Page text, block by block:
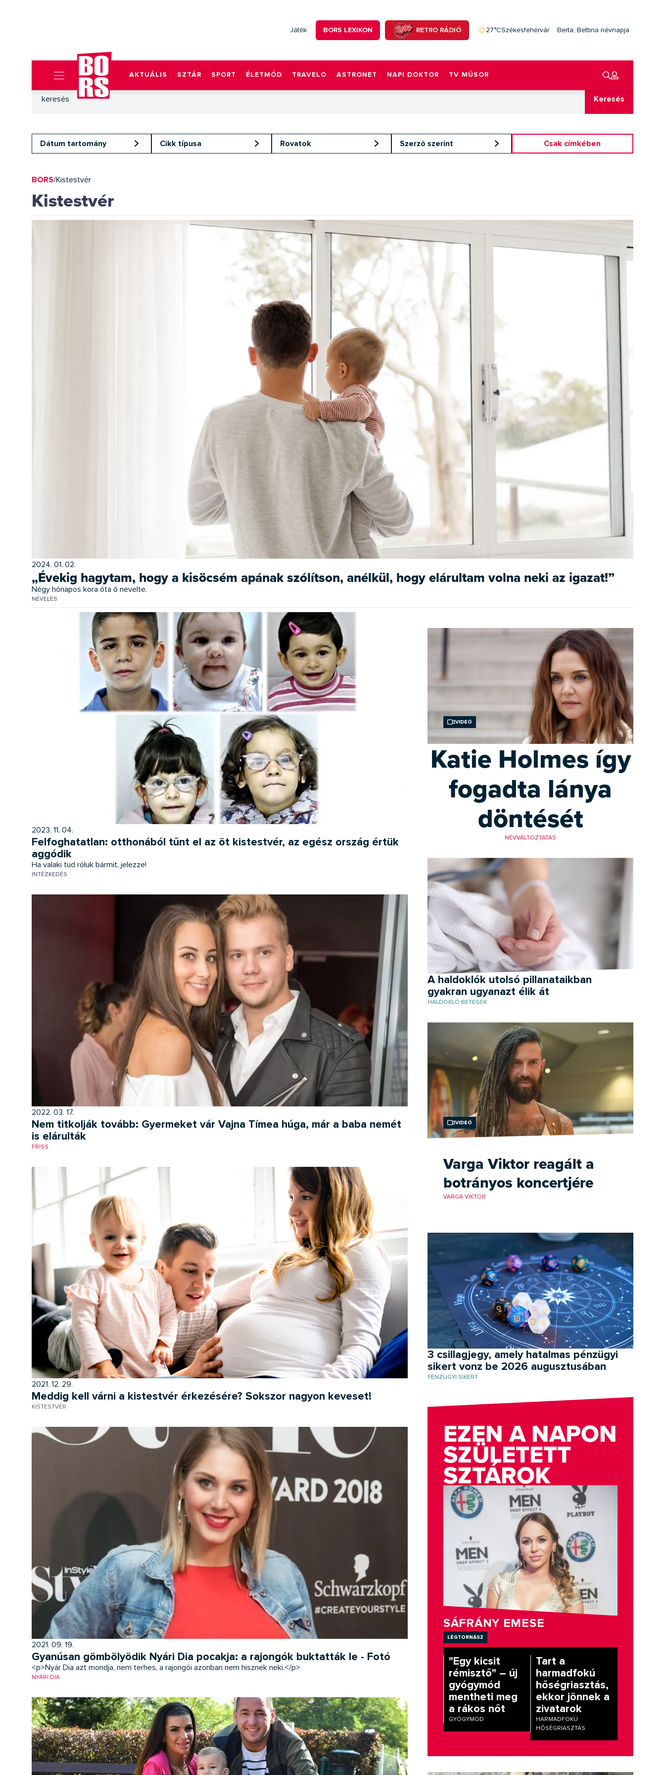
Játék BORS LEXIKON RETRO RÁDIÓ 27°CSzékesfehérvár Berta, Bettina névnapja
AKTUÁLIS SZTÁR SPORT ÉLETMÓD TRAVELO ASTRONET NAPI DOKTOR TV MŰSOR
Keresés
Dátum tartomány Cikk típusa Rovatok Szerző szerint Csak címkében
BORS/Kistestvér
Kistestvér
2024. 01. 02.
„Évekig hagytam, hogy a kisöcsém apának szólítson, anélkül, hogy elárultam volna neki az igazat!”
Négy hónapos kora óta ő nevelte.
NEVELÉS
2023. 11. 04.
Felfoghatatlan: otthonából tűnt el az öt kistestvér, az egész ország értük
aggódik
Ha valaki tud róluk bármit, jelezze!
INTÉZKEDÉS
2022. 03. 17.
Nem titkolják tovább: Gyermeket vár Vajna Tímea húga, már a baba nemét
is elárulták
FRISS
2021. 12. 29.
Meddig kell várni a kistestvér érkezésére? Sokszor nagyon keveset!
KISTESTVÉR
2021. 09. 19.
Gyanúsan gömbölyödik Nyári Dia pocakja: a rajongók buktatták le - Fotó
<p>Nyár Dia azt mondja, nem terhes, a rajongói azonban nem hisznek neki.</p>
NYÁRI DIA
Videó
Katie Holmes így
fogadta lánya
döntését
NÉVVÁLTOZTATÁS
A haldoklók utolsó pillanataikban
gyakran ugyanazt élik át
HALDOKLÓ BETEGEK
Videó
Varga Viktor reagált a
botrányos koncertjére
VARGA VIKTOR
3 csillagjegy, amely hatalmas pénzügyi
sikert vonz be 2026 augusztusában
PÉNZÜGYI SIKERT
EZEN A NAPON
SZÜLETETT
SZTÁROK
SÁFRÁNY EMESE
légtornász
"Egy kicsit
rémisztő" – új
gyógymód
mentheti meg
a rákos nőt
GYÓGYMÓD
Tart a
harmadfokú
hőségriasztás,
ekkor jönnek a
zivatarok
HARMADFOKÚ
HŐSÉGRIASZTÁS